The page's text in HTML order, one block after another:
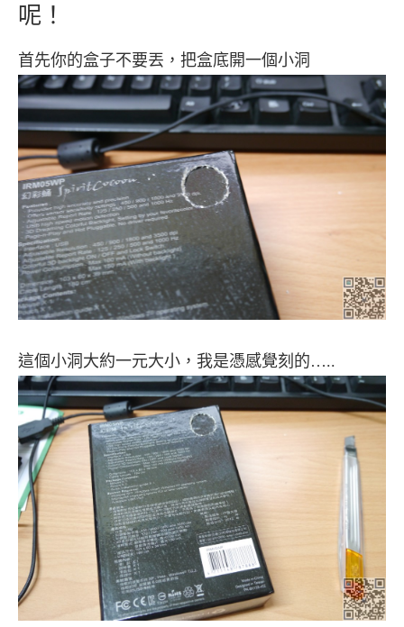
呢！
首先你的盒子不要丟，把盒底開一個小洞
這個小洞大約一元大小，我是憑感覺刻的…..